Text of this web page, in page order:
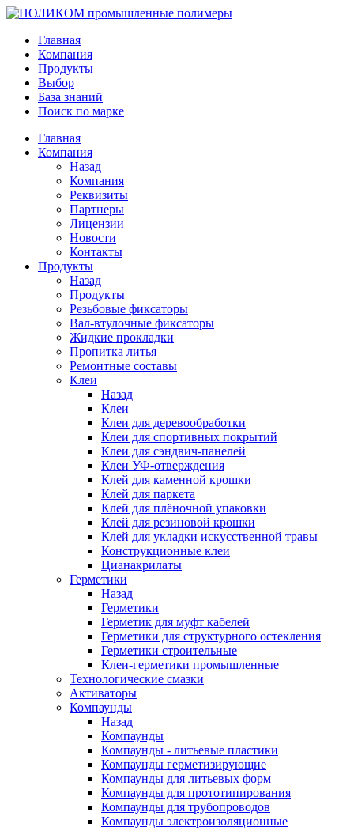
Главная
Компания
Продукты
Выбор
База знаний
Поиск по марке
Главная
Компания
Назад
Компания
Реквизиты
Партнеры
Лицензии
Новости
Контакты
Продукты
Назад
Продукты
Резьбовые фиксаторы
Вал-втулочные фиксаторы
Жидкие прокладки
Пропитка литья
Ремонтные составы
Клеи
Назад
Клеи
Клеи для деревообработки
Клеи для спортивных покрытий
Клеи для сэндвич-панелей
Клеи УФ-отверждения
Клей для каменной крошки
Клей для паркета
Клей для плёночной упаковки
Клей для резиновой крошки
Клей для укладки искусственной травы
Конструкционные клеи
Цианакрилаты
Герметики
Назад
Герметики
Герметик для муфт кабелей
Герметики для структурного остекления
Герметики строительные
Клеи-герметики промышленные
Технологические смазки
Активаторы
Компаунды
Назад
Компаунды
Компаунды - литьевые пластики
Компаунды герметизирующие
Компаунды для литьевых форм
Компаунды для прототипирования
Компаунды для трубопроводов
Компаунды электроизоляционные